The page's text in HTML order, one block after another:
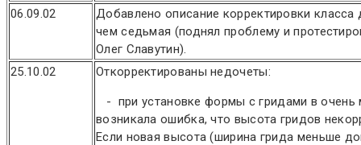
06.09.02
Добавлено описание корректировки класса
чем седьмая (поднял проблему и
Олег Славутин).
25.10.02
Откорректированы недочеты:
- при установке формы с гридами в очень
возникала ошибка, что высота гридов
Если новая высота (ширина грида меньше